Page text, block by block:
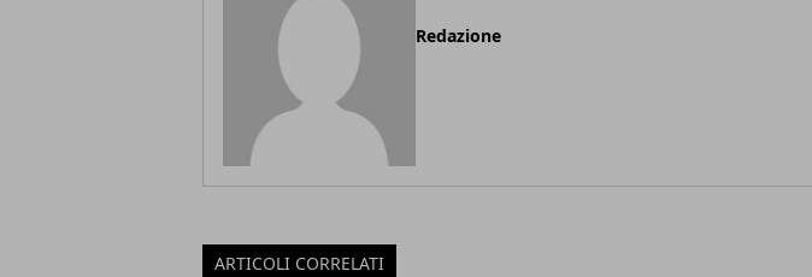
Redazione
ARTICOLI CORRELATI